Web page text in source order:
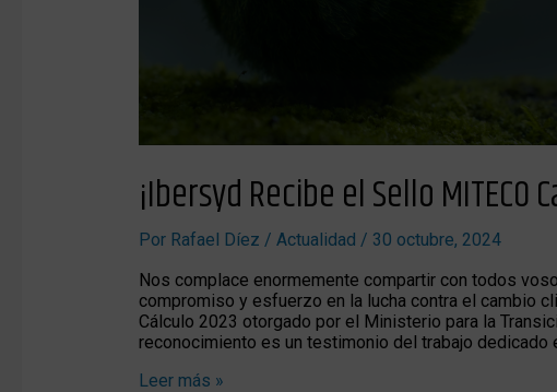
¡Ibersyd Recibe el Sello MITECO
Por Rafael Díez / Actualidad / 30 octubre, 2024
Nos complace enormemente compartir con todos
compromiso y esfuerzo en la lucha contra el cambio
Cálculo 2023 otorgado por el Ministerio para la
reconocimiento es un testimonio del trabajo dedicado
Leer más »